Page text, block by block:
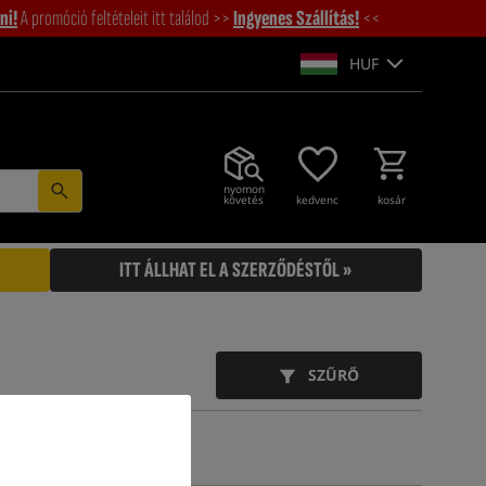
A promóció feltételeit itt találod >>Ingyenes Szállítás! <<
HUF
nyomon
követés kedvenc kosár
ITT ÁLLHAT EL A SZERZŐDÉSTŐL »
SZŰRŐ